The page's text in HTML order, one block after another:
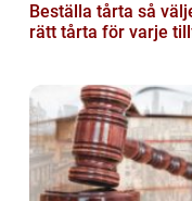
Beställa tårta så väljer du
rätt tårta för varje